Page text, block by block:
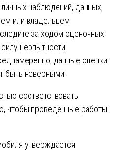
наблюдений, данных,
или владельцем
за ходом оценочных
неопытности
данные оценки
быть неверными.
соответствовать
чтобы проведенные работы
утверждается